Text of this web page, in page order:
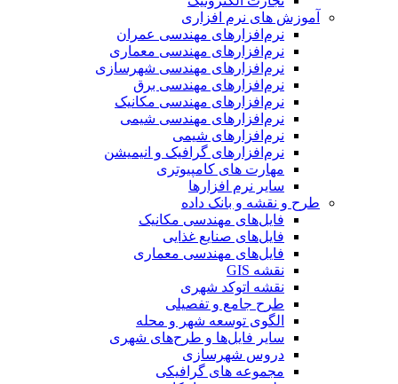
آموزش های نرم افزاری
نرم‌افزارهای مهندسی عمران
نرم‌افزارهای مهندسی معماری
نرم‌افزارهای مهندسی شهرسازی
نرم‌افزارهای مهندسی برق
نرم‌افزارهای مهندسی مکانیک
نرم‌افزارهای مهندسی شیمی
نرم‌افزارهای شیمی
نرم‌افزارهای گرافیک و انیمیشن
مهارت های کامپیوتری
سایر نرم افزارها
طرح و نقشه و بانک داده
فایل‌های مهندسی مکانیک
فایل‌های صنایع غذایی
فایل‌های مهندسی معماری
نقشه GIS
نقشه اتوکد شهری
طرح جامع و تفصیلی
الگوی توسعه شهر و محله
سایر فایل‌ها و طرح‌های شهری
دروس شهرسازی
مجموعه های گرافیکی